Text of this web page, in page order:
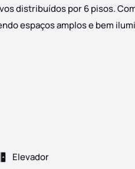
distribuídos por 6 pisos.
espaços amplos e bem
conhecer o "The Twelve"
Elevador